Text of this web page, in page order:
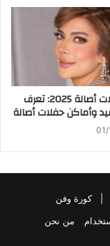
جدول حفلات أصالة 2025: تعرف
وأماكن حفلات أصالة
|كورة وفن
من نحن